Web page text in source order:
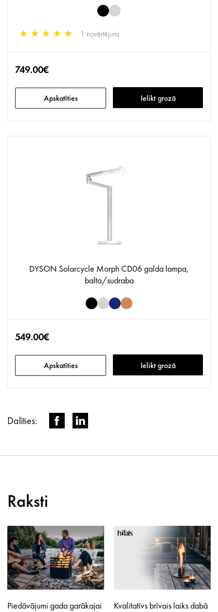
1 novērtējumi
749.00€
Apskatīties Ielikt grozā
DYSON Solarcycle Morph CD06 galda lampa,
balta/sudraba
549.00€
Apskatīties Ielikt grozā
Dalīties:
Raksti
Piedāvājumi gada garākajai
Kvalitatīvs brīvais laiks dabā